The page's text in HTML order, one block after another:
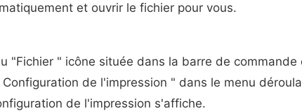
et ouvrir le fichier pour vous.
"Fichier " icône située dans la barre de commande
de l'impression " dans le menu
de l'impression s'affiche.